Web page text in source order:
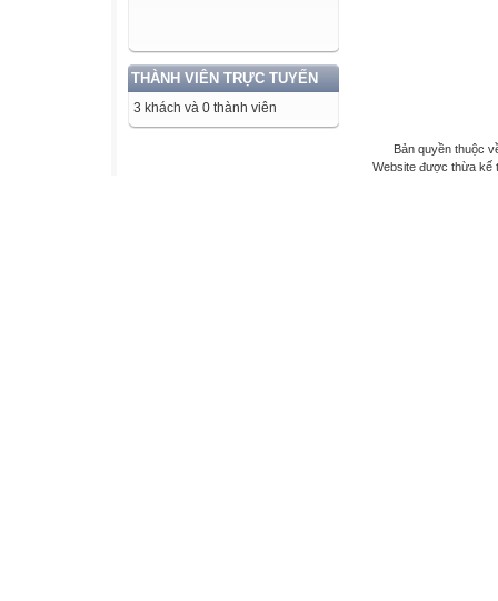
THÀNH VIÊN TRỰC TUYẾN
3 khách và 0 thành viên
Bản quyền thuộc
Website được thừa kế